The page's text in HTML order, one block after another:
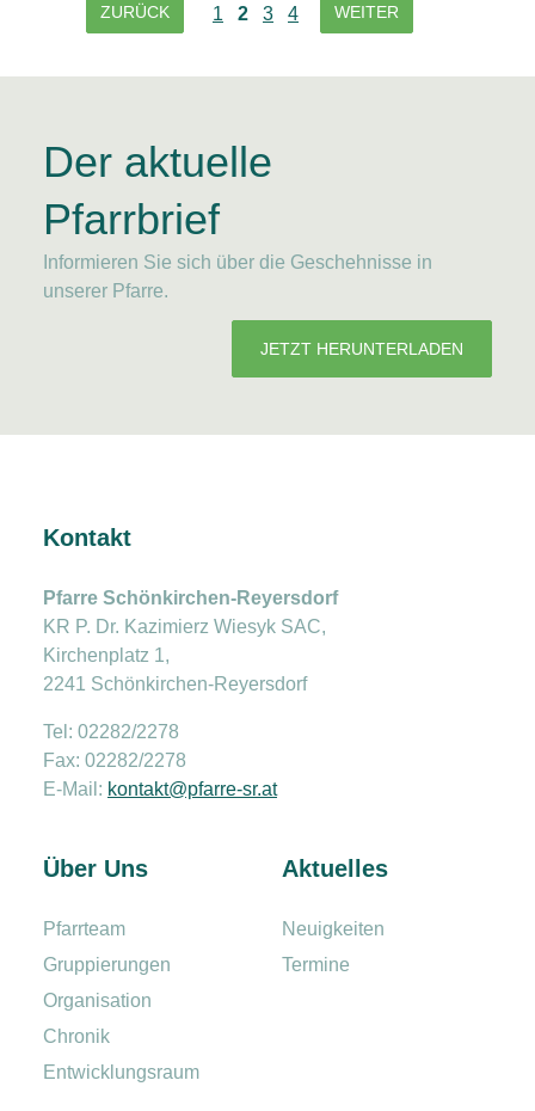
ZURÜCK 1 2 3 4 WEITER
Der aktuelle
Pfarrbrief
Informieren Sie sich über die Geschehnisse in
unserer Pfarre.
JETZT HERUNTERLADEN
Kontakt
Pfarre Schönkirchen-Reyersdorf
KR P. Dr. Kazimierz Wiesyk SAC,
Kirchenplatz 1,
2241 Schönkirchen-Reyersdorf
Tel: 02282/2278
Fax: 02282/2278
E-Mail: kontakt@pfarre-sr.at
Über Uns
Pfarrteam
Gruppierungen
Organisation
Chronik
Entwicklungsraum
Aktuelles
Neuigkeiten
Termine